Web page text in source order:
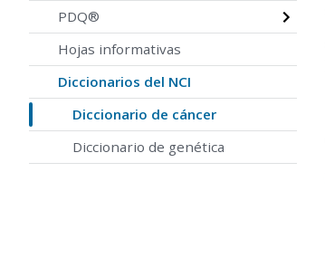
PDQ®
Hojas informativas
Diccionarios del NCI
Diccionario de cáncer
Diccionario de genética